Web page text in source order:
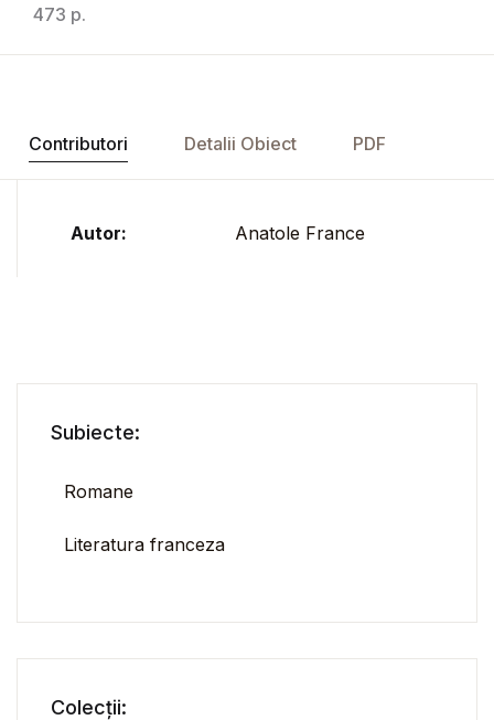
473 p.
Contributori Detalii Obiect PDF
Autor: Anatole France
Subiecte:
Romane
Literatura franceza
Colecții: